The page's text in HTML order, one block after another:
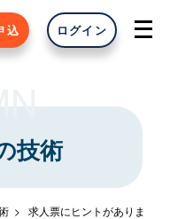
込 ログイン
技術
求人票にヒントがありま